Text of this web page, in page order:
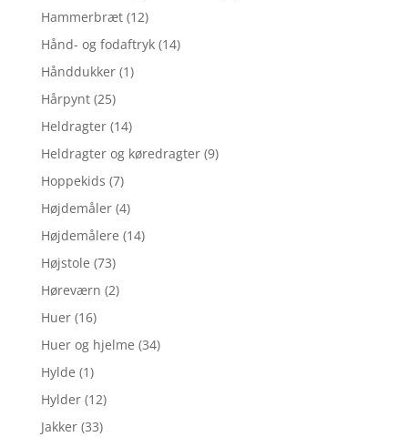
Hammerbræt (12)
Hånd- og fodaftryk (14)
Hånddukker (1)
Hårpynt (25)
Heldragter (14)
Heldragter og køredragter (9)
Hoppekids (7)
Højdemåler (4)
Højdemålere (14)
Højstole (73)
Høreværn (2)
Huer (16)
Huer og hjelme (34)
Hylde (1)
Hylder (12)
Jakker (33)